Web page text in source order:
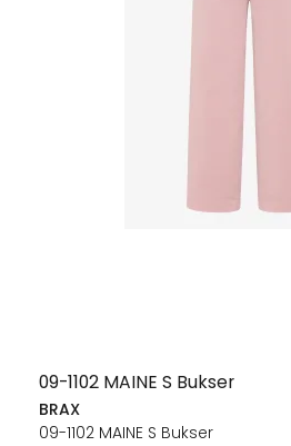
09-1102 MAINE S Bukser
BRAX
09-1102 MAINE S Bukser